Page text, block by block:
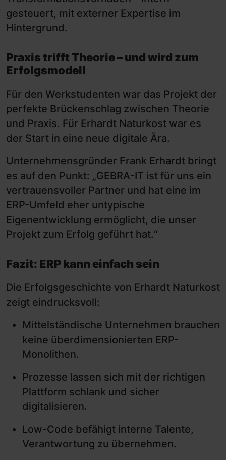
gesteuert, mit externer Expertise im
Hintergrund.
Praxis trifft Theorie – und wird zum
Erfolgsmodell
Für den Werkstudenten war das Projekt der
perfekte Brückenschlag zwischen Theorie
und Praxis. Für Erhardt Naturkost war es
der Start in eine neue digitale Ära.
Unternehmensgründer Frank Erhardt bringt
es auf den Punkt: „GEBRA-IT ist für uns ein
vertrauensvoller Partner und hat eine im
ERP-Umfeld eher untypische
Eigenentwicklung ermöglicht, die unser
Projekt zum Erfolg geführt hat.“
Fazit: ERP kann einfach sein
Die Erfolgsgeschichte von Erhardt Naturkost
zeigt eindrucksvoll:
Mittelständische Unternehmen brauchen
keine überdimensionierten ERP-
Monolithen.
Prozesse lassen sich mit der richtigen
Plattform schlank und sicher
digitalisieren.
Low-Code befähigt interne Talente,
Verantwortung zu übernehmen.